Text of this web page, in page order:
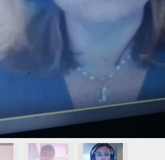
de Materiais
de Prática
Santana do
São Gabriel e
de Práticas